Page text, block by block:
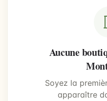
Aucune
Soyez la
apparaître